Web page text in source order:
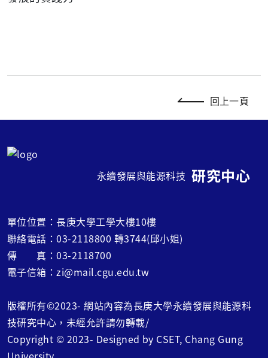
回上一頁
永續發展與能源科技 研究中心
單位位置：長庚大學工學大樓10樓
聯絡電話：03-2118800 轉3744(邱小姐)
傳 真：03-2118700
電子信箱：zi@mail.cgu.edu.tw
版權所有©2023- 網站內容為長庚大學永續發展與能源科
技研究中心，未經允許請勿轉載/
Copyright © 2023- Designed by CSET, Chang Gung